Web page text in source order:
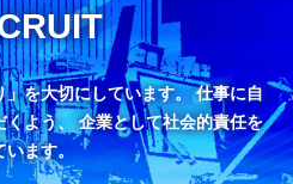
」を大切にしています。仕事に自
よう、
企業として社会的責任を
います。